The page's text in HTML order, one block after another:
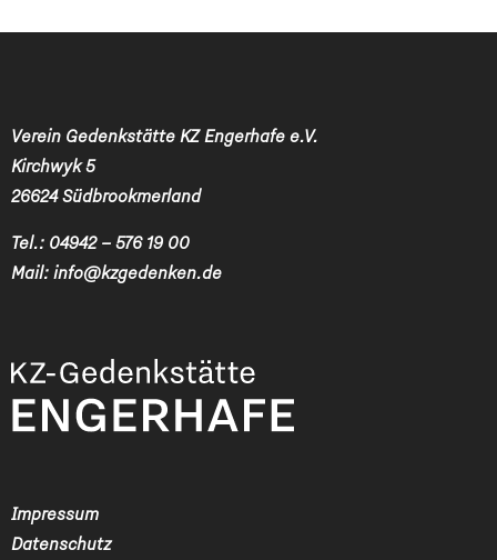
Verein Gedenkstätte KZ Engerhafe e.V.
Kirchwyk 5
26624 Südbrookmerland
Tel.: 04942 – 576 19 00
Mail: info@kzgedenken.de
Impressum
Datenschutz